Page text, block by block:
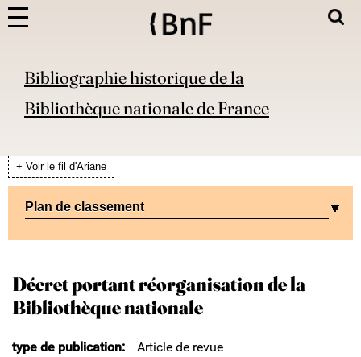
Bibliographie historique de la
Bibliothèque nationale de France
+ Voir le fil d'Ariane
Plan de classement
Décret portant réorganisation de la
Bibliothèque nationale
type de publication
Article de revue